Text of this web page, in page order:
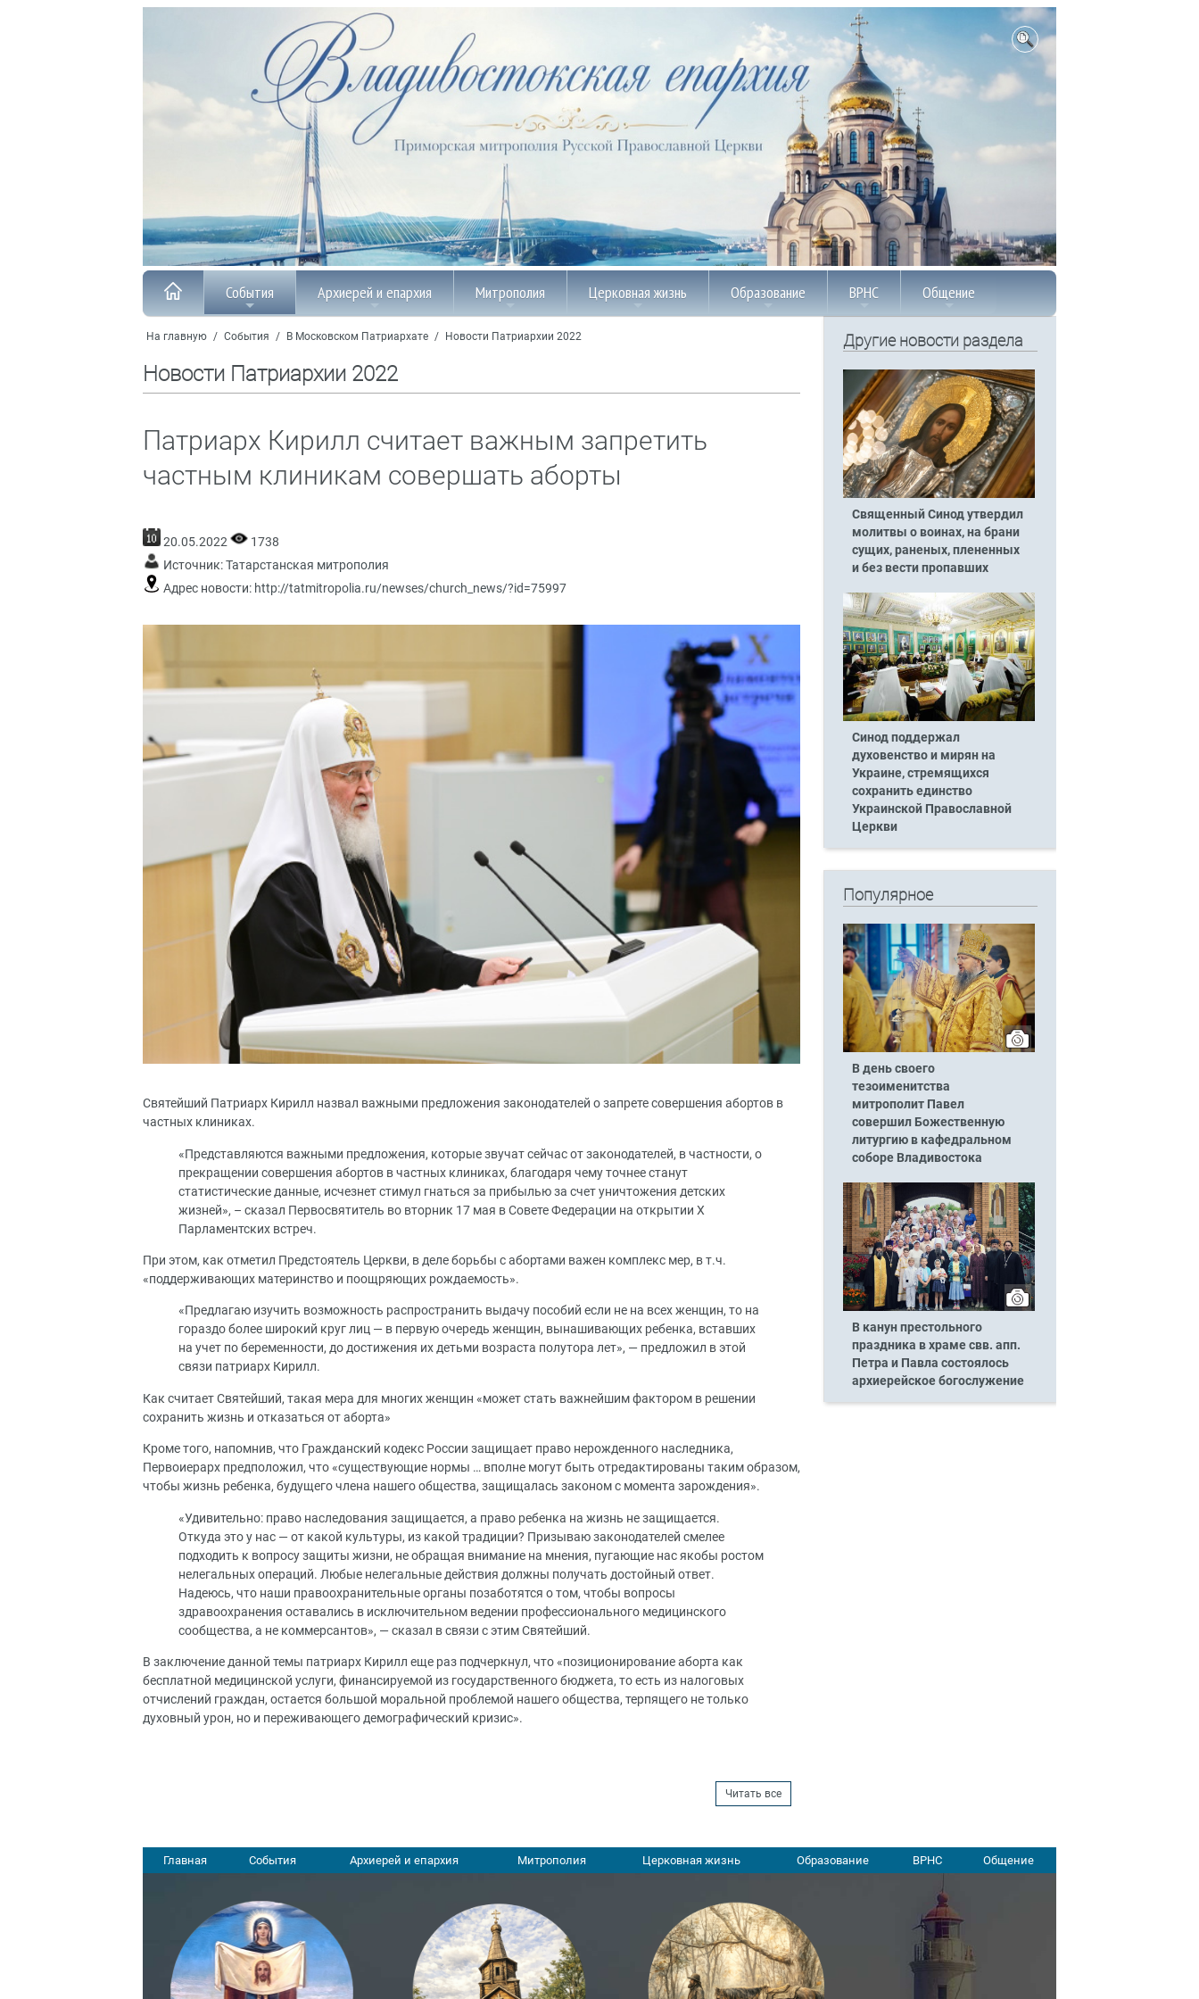
События Архиерей и епархия Митрополия Церковная жизнь Образование ВРНС Общение
На главную / События / В Московском Патриархате / Новости Патриархии 2022
Новости Патриархии 2022
Патриарх Кирилл считает важным запретить
частным клиникам совершать аборты
20.05.2022
1738
Источник:Татарстанская митрополия
Адрес новости: http://tatmitropolia.ru/newses/church_news/?id=75997
Святейший Патриарх Кирилл назвал важными предложения законодателей о запрете совершения абортов в
частных клиниках.
«Представляются важными предложения, которые звучат сейчас от законодателей, в частности, о
прекращении совершения абортов в частных клиниках, благодаря чему точнее станут
статистические данные, исчезнет стимул гнаться за прибылью за счет уничтожения детских
жизней», – сказал Первосвятитель во вторник 17 мая в Совете Федерации на открытии X
Парламентских встреч.
При этом, как отметил Предстоятель Церкви, в деле борьбы с абортами важен комплекс мер, в т.ч.
«поддерживающих материнство и поощряющих рождаемость».
«Предлагаю изучить возможность распространить выдачу пособий если не на всех женщин, то на
гораздо более широкий круг лиц — в первую очередь женщин, вынашивающих ребенка, вставших
на учет по беременности, до достижения их детьми возраста полутора лет», — предложил в этой
связи патриарх Кирилл.
Как считает Святейший, такая мера для многих женщин «может стать важнейшим фактором в решении
сохранить жизнь и отказаться от аборта»
Кроме того, напомнив, что Гражданский кодекс России защищает право нерожденного наследника,
Первоиерарх предположил, что «существующие нормы … вполне могут быть отредактированы таким образом,
чтобы жизнь ребенка, будущего члена нашего общества, защищалась законом с момента зарождения».
«Удивительно: право наследования защищается, а право ребенка на жизнь не защищается.
Откуда это у нас — от какой культуры, из какой традиции? Призываю законодателей смелее
подходить к вопросу защиты жизни, не обращая внимание на мнения, пугающие нас якобы ростом
нелегальных операций. Любые нелегальные действия должны получать достойный ответ.
Надеюсь, что наши правоохранительные органы позаботятся о том, чтобы вопросы
здравоохранения оставались в исключительном ведении профессионального медицинского
сообщества, а не коммерсантов», — сказал в связи с этим Святейший.
В заключение данной темы патриарх Кирилл еще раз подчеркнул, что «позиционирование аборта как
бесплатной медицинской услуги, финансируемой из государственного бюджета, то есть из налоговых
отчислений граждан, остается большой моральной проблемой нашего общества, терпящего не только
духовный урон, но и переживающего демографический кризис».
Читать все
Другие новости раздела
Священный Синод утвердил
молитвы о воинах, на брани
сущих, раненых, плененных
и без вести пропавших
Синод поддержал
духовенство и мирян на
Украине, стремящихся
сохранить единство
Украинской Православной
Церкви
Популярное
В день своего
тезоименитства
митрополит Павел
совершил Божественную
литургию в кафедральном
соборе Владивостока
В канун престольного
праздника в храме свв. апп.
Петра и Павла состоялось
архиерейское богослужение
Главная События Архиерей и епархия Митрополия Церковная жизнь Образование ВРНС Общение